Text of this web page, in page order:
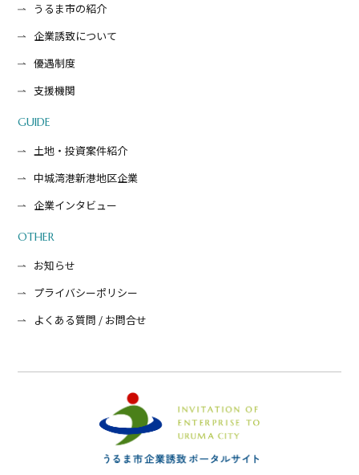
うるま市の紹介
企業誘致について
優遇制度
支援機関
GUIDE
土地・投資案件紹介
中城湾港新港地区企業
企業インタビュー
OTHER
お知らせ
プライバシーポリシー
よくある質問 / お問合せ